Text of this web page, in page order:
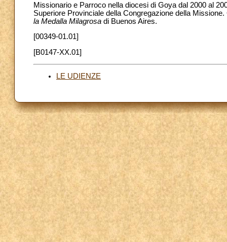
Missionario e Parroco nella diocesi di Goya dal 2000 al
Superiore Provinciale della Congregazione della
la Medalla Milagrosa di Buenos Aires.
[00349-01.01]
[B0147-XX.01]
LE UDIENZE